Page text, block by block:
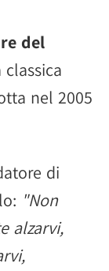
del
nel 2005
di
"Non
alzarvi,